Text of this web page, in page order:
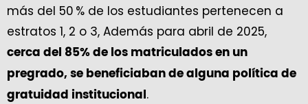
más del 50 % de los estudiantes pertenecen a
estratos 1, 2 o 3, Además para abril de 2025,
cerca del 85% de los matriculados en un
pregrado, se beneficiaban de alguna política de
gratuidad institucional .